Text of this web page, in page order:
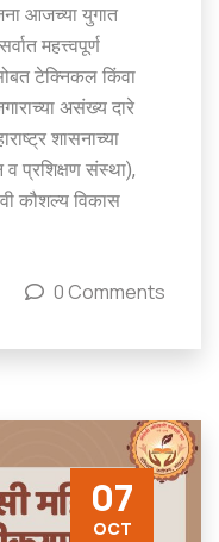
आजच्या युगात
महत्त्वपूर्ण
टेक्निकल किंवा
असंख्य दारे
शासनाच्या
व प्रशिक्षण संस्था),
कौशल्य विकास
0 Comments
07
OCT